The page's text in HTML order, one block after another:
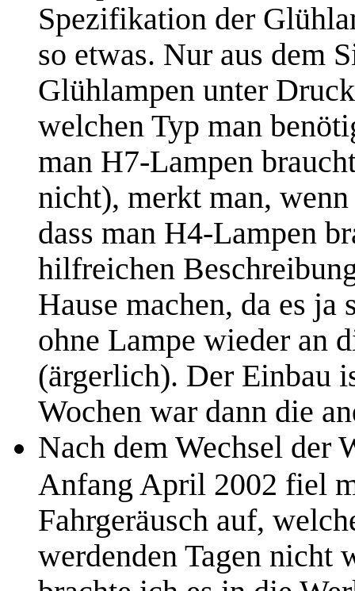
Spezifikation der
so etwas. Nur aus dem
Glühlampen unter
welchen Typ man
man H7-Lampen
nicht), merkt man,
dass man H4-Lampen
hilfreichen
Hause machen, da es
ohne Lampe wieder an
(ärgerlich). Der Einbau
Wochen war dann die
Nach dem Wechsel der
Anfang April 2002 fiel
Fahrgeräusch auf,
werdenden Tagen nicht